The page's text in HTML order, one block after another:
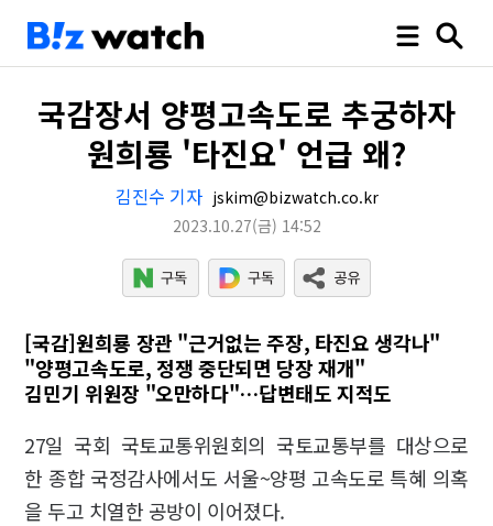
국감장서 양평고속도로 추궁하자
원희룡 '타진요' 언급 왜?
김진수 기자 jskim@bizwatch.co.kr
2023.10.27(금) 14:52
[국감]원희룡 장관 "근거없는 주장, 타진요 생각나"
"양평고속도로, 정쟁 중단되면 당장 재개"
김민기 위원장 "오만하다"…답변태도 지적도
27일 국회 국토교통위원회의 국토교통부를 대상으로
한 종합 국정감사에서도 서울~양평 고속도로 특혜 의혹
을 두고 치열한 공방이 이어졌다.